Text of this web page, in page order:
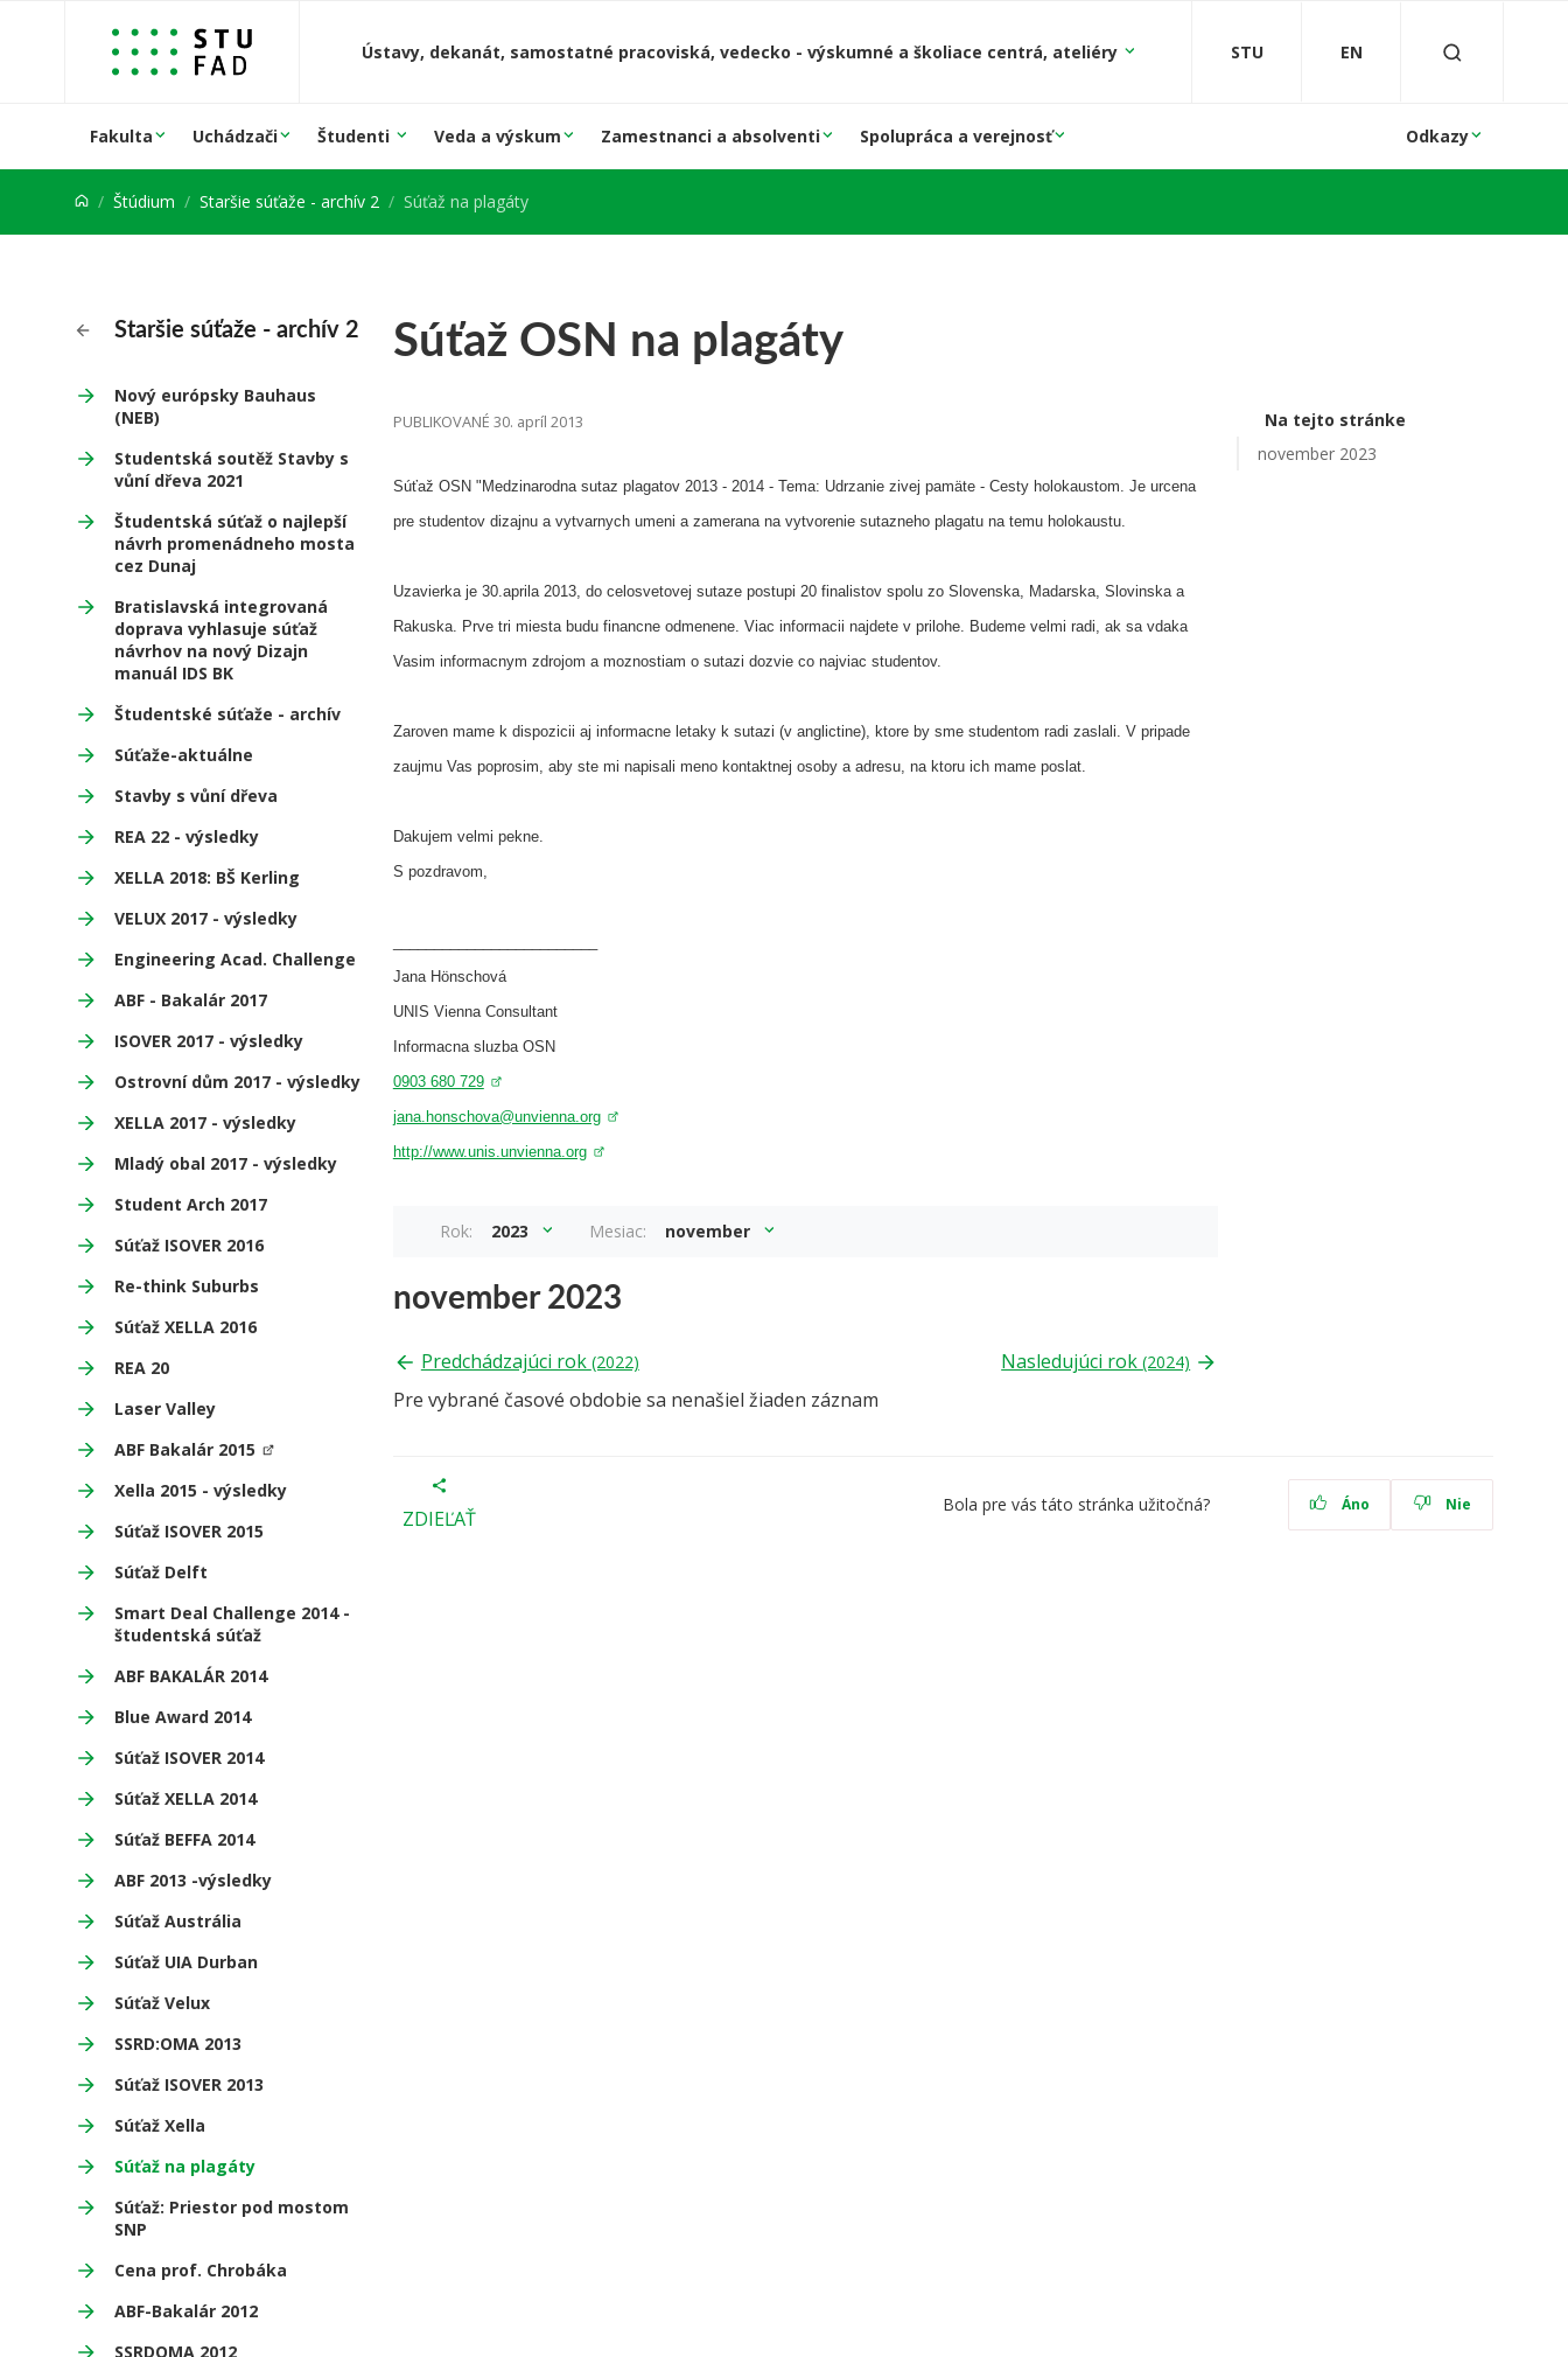
Prejsť na obsah
Ústavy, dekanát, samostatné pracoviská, vedecko - výskumné a školiace centrá, ateliéry STU EN
Fakulta Uchádzači Študenti Veda a výskum Zamestnanci a absolventi Spolupráca a verejnosť Odkazy
Štúdium Staršie súťaže - archív 2 Súťaž na plagáty
Staršie súťaže - archív 2
Nový európsky Bauhaus
(NEB)
Studentská soutěž Stavby s
vůní dřeva 2021
Študentská súťaž o najlepší
návrh promenádneho mosta
cez Dunaj
Bratislavská integrovaná
doprava vyhlasuje súťaž
návrhov na nový Dizajn
manuál IDS BK
Študentské súťaže - archív
Súťaže-aktuálne
Stavby s vůní dřeva
REA 22 - výsledky
XELLA 2018: BŠ Kerling
VELUX 2017 - výsledky
Engineering Acad. Challenge
ABF - Bakalár 2017
ISOVER 2017 - výsledky
Ostrovní dům 2017 - výsledky
XELLA 2017 - výsledky
Mladý obal 2017 - výsledky
Student Arch 2017
Súťaž ISOVER 2016
Re-think Suburbs
Súťaž XELLA 2016
REA 20
Laser Valley
ABF Bakalár 2015
Xella 2015 - výsledky
Súťaž ISOVER 2015
Súťaž Delft
Smart Deal Challenge 2014 -
študentská súťaž
ABF BAKALÁR 2014
Blue Award 2014
Súťaž ISOVER 2014
Súťaž XELLA 2014
Súťaž BEFFA 2014
ABF 2013 -výsledky
Súťaž Austrália
Súťaž UIA Durban
Súťaž Velux
SSRD:OMA 2013
Súťaž ISOVER 2013
Súťaž Xella
Súťaž na plagáty
Súťaž: Priestor pod mostom
SNP
Cena prof. Chrobáka
ABF-Bakalár 2012
SSRDOMA 2012
Súťaž OSN na plagáty
Na tejto stránke
november 2023
PUBLIKOVANÉ 30. apríl 2013
Súťaž OSN "Medzinarodna sutaz plagatov 2013 - 2014 - Tema: Udrzanie zivej pamäte - Cesty holokaustom. Je urcena
pre studentov dizajnu a vytvarnych umeni a zamerana na vytvorenie sutazneho plagatu na temu holokaustu.
Uzavierka je 30.aprila 2013, do celosvetovej sutaze postupi 20 finalistov spolu zo Slovenska, Madarska, Slovinska a
Rakuska. Prve tri miesta budu financne odmenene. Viac informacii najdete v prilohe. Budeme velmi radi, ak sa vdaka
Vasim informacnym zdrojom a moznostiam o sutazi dozvie co najviac studentov.
Zaroven mame k dispozicii aj informacne letaky k sutazi (v anglictine), ktore by sme studentom radi zaslali. V pripade
zaujmu Vas poprosim, aby ste mi napisali meno kontaktnej osoby a adresu, na ktoru ich mame poslat.
Dakujem velmi pekne.
S pozdravom,
Jana Hönschová
UNIS Vienna Consultant
Informacna sluzba OSN
0903 680 729
jana.honschova@unvienna.org
http://www.unis.unvienna.org
Rok: 2023 Mesiac: november
november 2023
Predchádzajúci rok (2022) Nasledujúci rok(2024)
Pre vybrané časové obdobie sa nenašiel žiaden záznam
ZDIEĽAŤ
Bola pre vás táto stránka užitočná? Áno Nie